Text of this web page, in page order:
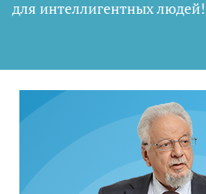
для интеллигентных людей!